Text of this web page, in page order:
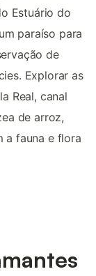
Estuário do
paraíso para
de
Explorar as
Real, canal
de arroz,
a fauna e flora